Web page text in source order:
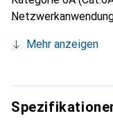
Twisted Pair)
die Signalqualität
und besteht aus
umweltfreundlichen
Mehr anzeigen